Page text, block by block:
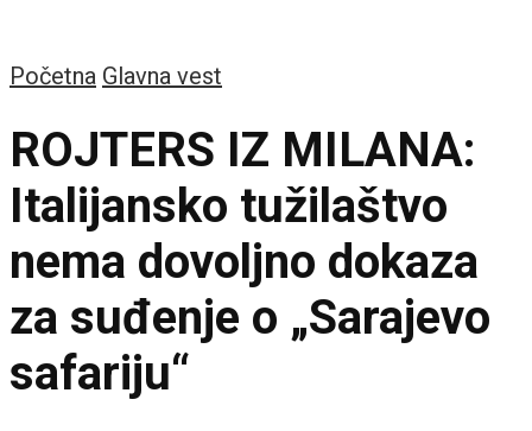
Početna Glavna vest
ROJTERS IZ MILANA:
Italijansko tužilaštvo
nema dovoljno dokaza
za suđenje o „Sarajevo
safariju“